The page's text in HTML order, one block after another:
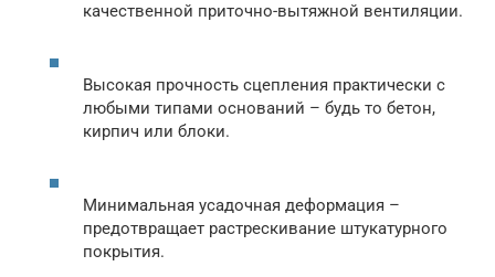
качественной приточно-вытяжной вентиляции.
Высокая прочность сцепления практически с
любыми типами оснований – будь то бетон,
кирпич или блоки.
Минимальная усадочная деформация –
предотвращает растрескивание штукатурного
покрытия.